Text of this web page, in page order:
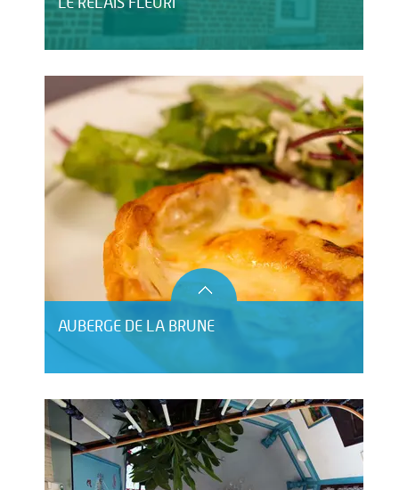
LE RELAIS FLEURI
AUBERGE DE LA BRUNE